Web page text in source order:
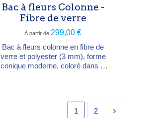
Bac à fleurs Colonne -
Fibre de verre
À partir de 299,00 €
Bac à fleurs colonne en fibre de
verre et polyester (3 mm), forme
conique moderne, coloré dans la
pour le drainage. 3 dimensions :
Ø63×H52, Ø95×H70 ou
Ø120×H80 cm. Garantie 5 ans.
1 2